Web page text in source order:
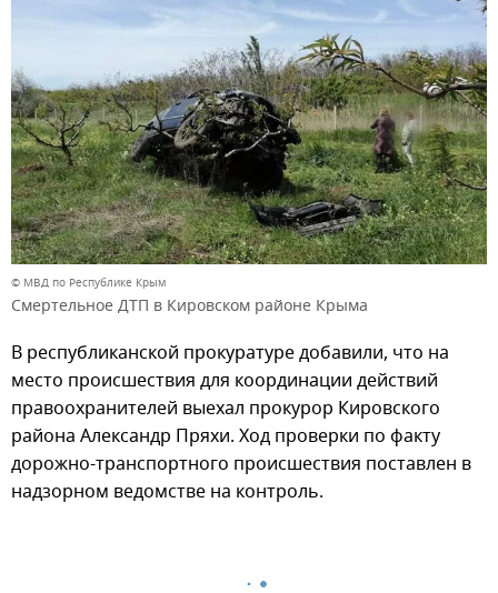
© МВД по Республике Крым
Смертельное ДТП в Кировском районе Крыма
В республиканской прокуратуре добавили, что на
место происшествия для координации действий
правоохранителей выехал прокурор Кировского
района Александр Пряхи. Ход проверки по факту
дорожно-транспортного происшествия поставлен в
надзорном ведомстве на контроль.